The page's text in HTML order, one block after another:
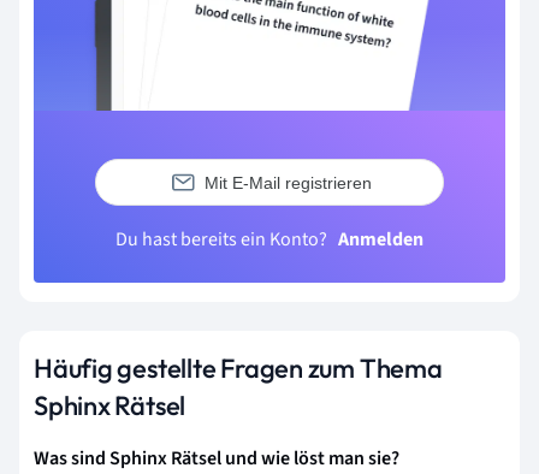
Mit E-Mail registrieren
Du hast bereits ein Konto? Anmelden
Häufig gestellte Fragen zum Thema
Sphinx Rätsel
Was sind Sphinx Rätsel und wie löst man sie?